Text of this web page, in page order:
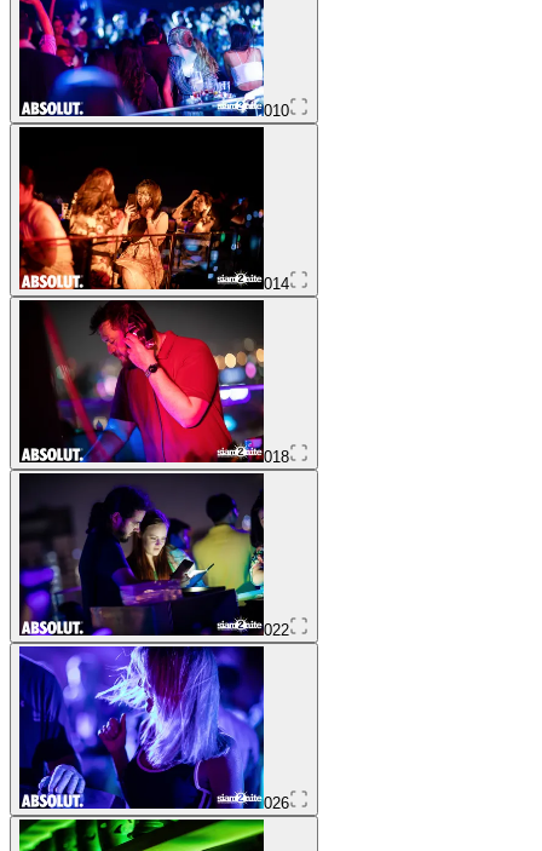
010
014
018
022
026